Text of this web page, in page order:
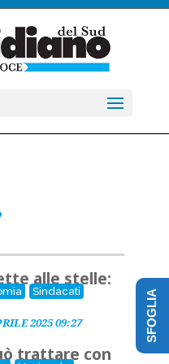
Sindacati
alle stelle:
2025 09:27
trattare con
SFOGLIA